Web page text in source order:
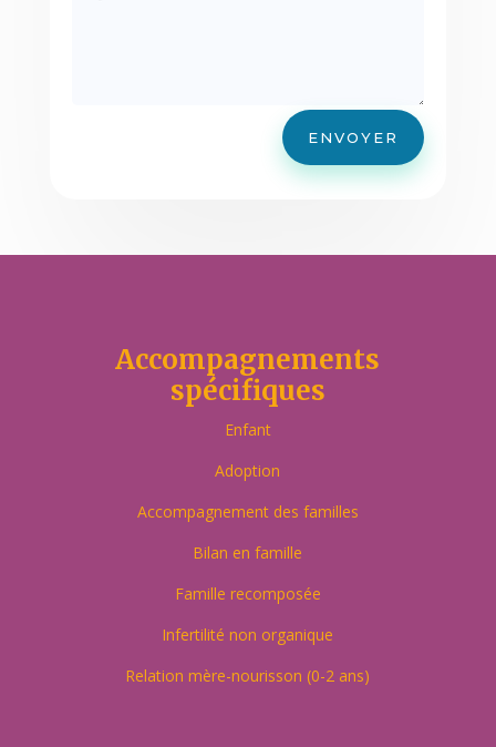
ENVOYER
Accompagnements
spécifiques
Enfant
Adoption
Accompagnement des familles
Bilan en famille
Famille recomposée
Infertilité non organique
Relation mère-nourisson (0-2 ans)